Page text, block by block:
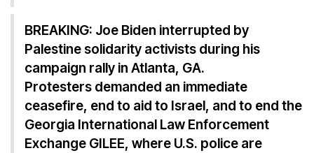
BREAKING: Joe Biden interrupted by
Palestine solidarity activists during his
campaign rally in Atlanta, GA.
Protesters demanded an immediate
ceasefire, end to aid to Israel, and to end the
Georgia International Law Enforcement
Exchange GILEE, where U.S. police are